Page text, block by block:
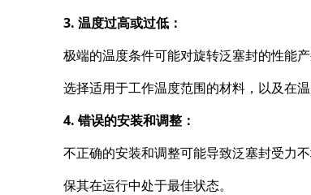
3. 温度过高或过低：
极端的温度条件可能对旋转泛塞封的性能
选择适用于工作温度范围的材料，以及在
4. 错误的安装和调整：
不正确的安装和调整可能导致泛塞封受力
保其在运行中处于最佳状态。